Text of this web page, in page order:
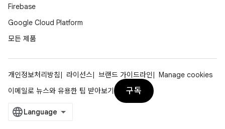
Firebase
Google Cloud Platform
모든 제품
개인정보처리방침 라이선스 브랜드 가이드라인
Manage cookies
이메일로 뉴스와 유용한 팁 받아보기
구독